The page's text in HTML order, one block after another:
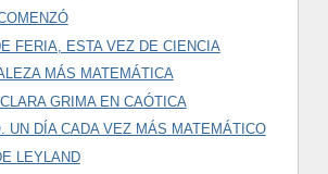
FERIA, ESTA VEZ DE CIENCIA
MÁS MATEMÁTICA
GRIMA EN CAÓTICA
UN DÍA CADA VEZ MÁS MATEMÁTICO
LEYLAND